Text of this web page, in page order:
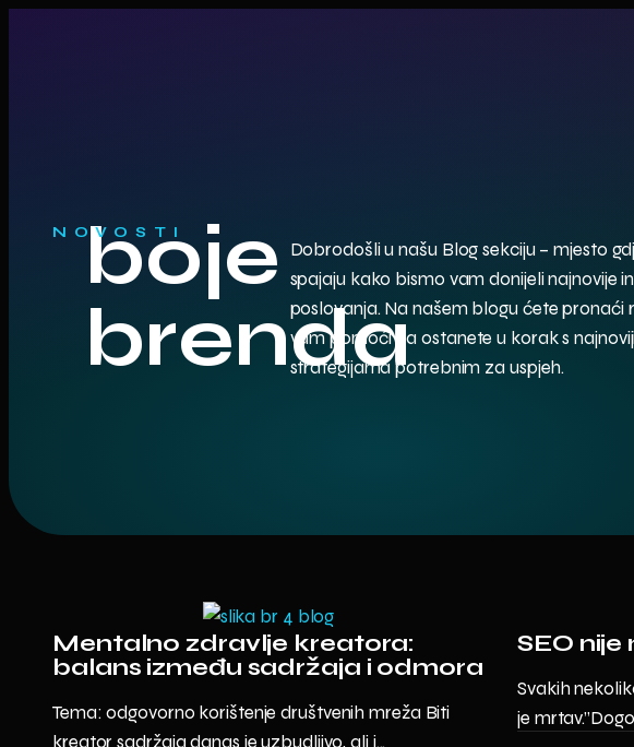
NOVOSTI
boje
brenda
Dobrodošli u našu Blog sekciju – mjesto
spajaju kako bismo vam donijeli najnovije
poslovanja. Na našem blogu ćete pronaći
vam pomoći da ostanete u korak s
strategijama potrebnim za uspjeh.
Mentalno zdravlje kreatora:
balans između sadržaja i odmora
Tema: odgovorno korištenje društvenih mreža Biti
kreator sadržaja danas je uzbudljivo, ali i...
SEO nije
Svakih
je